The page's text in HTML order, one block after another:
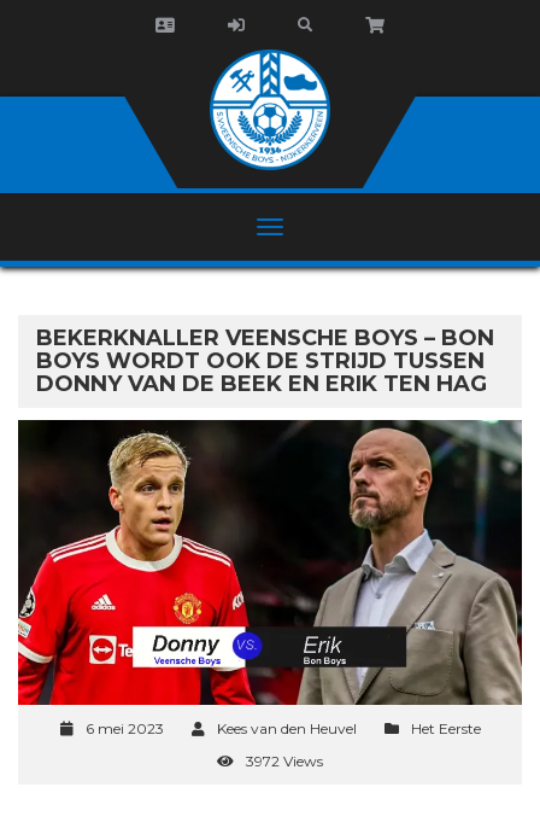
BEKERKNALLER VEENSCHE BOYS – BON
BOYS WORDT OOK DE STRIJD TUSSEN
DONNY VAN DE BEEK EN ERIK TEN HAG
6 mei 2023 Kees van den Heuvel
Het Eerste
3972 Views